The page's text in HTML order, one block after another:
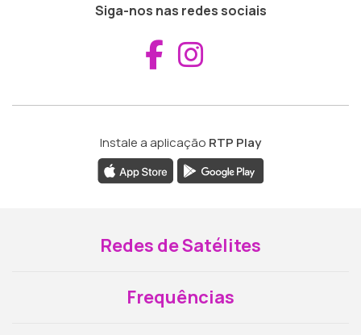
Siga-nos nas redes sociais
Aceder ao
Instale a aplicação RTP Play
Redes de Satélites
Frequências